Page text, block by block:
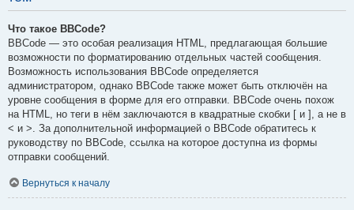
Что такое BBCode?
BBCode — это особая реализация HTML, предлагающая большие
возможности по форматированию отдельных частей сообщения.
Возможность использования BBCode определяется
администратором, однако BBCode также может быть отключён на
уровне сообщения в форме для его отправки. BBCode очень похож
на HTML, но теги в нём заключаются в квадратные скобки [ и ], а не в
< и >. За дополнительной информацией о BBCode обратитесь к
руководству по BBCode, ссылка на которое доступна из формы
отправки сообщений.
Вернуться к началу